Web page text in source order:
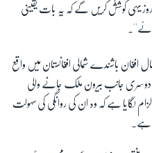
یہی کوشش کریں گے کہ یہ بات یقینی
افغان باشندے شمالی افغانستان میں واقع
جانب بیرون ملک جانے والی
لگایا ہے کہ وہ ان کی روانگی کی سہولت
ہے۔